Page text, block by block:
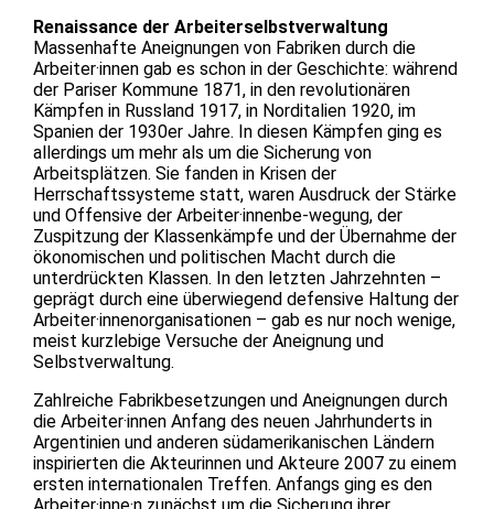
Renaissance der Arbeiterselbstverwaltung
Massenhafte Aneignungen von Fabriken durch die
Arbeiter·innen gab es schon in der Geschichte: während
der Pariser Kommune 1871, in den revolutionären
Kämpfen in Russland 1917, in Norditalien 1920, im
Spanien der 1930er Jahre. In diesen Kämpfen ging es
allerdings um mehr als um die Sicherung von
Arbeitsplätzen. Sie fanden in Krisen der
Herrschaftssysteme statt, waren Ausdruck der Stärke
und Offensive der Arbeiter·innenbe-wegung, der
Zuspitzung der Klassenkämpfe und der Übernahme der
ökonomischen und politischen Macht durch die
unterdrückten Klassen. In den letzten Jahrzehnten –
geprägt durch eine überwiegend defensive Haltung der
Arbeiter·innenorganisationen – gab es nur noch wenige,
meist kurzlebige Versuche der Aneignung und
Selbstverwaltung.
Zahlreiche Fabrikbesetzungen und Aneignungen durch
die Arbeiter·innen Anfang des neuen Jahrhunderts in
Argentinien und anderen südamerikanischen Ländern
inspirierten die Akteurinnen und Akteure 2007 zu einem
ersten internationalen Treffen. Anfangs ging es den